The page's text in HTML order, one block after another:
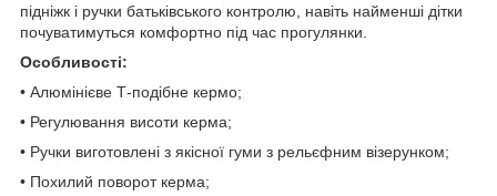
підніжк і ручки батьківського контролю, навіть найменші дітки
почуватимуться комфортно під час прогулянки.
Особливості:
• Алюмінієве Т-подібне кермо;
• Регулювання висоти керма;
• Ручки виготовлені з якісної гуми з рельєфним візерунком;
• Похилий поворот керма;